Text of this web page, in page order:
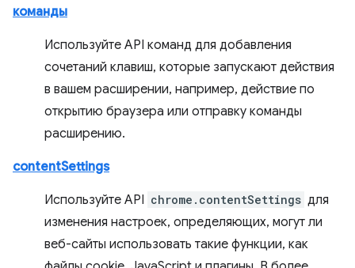
команды
Используйте API команд для добавления
сочетаний клавиш, которые запускают действия
в вашем расширении, например, действие по
открытию браузера или отправку команды
расширению.
contentSettings
Используйте API chrome.contentSettings для
изменения настроек, определяющих, могут ли
веб-сайты использовать такие функции, как